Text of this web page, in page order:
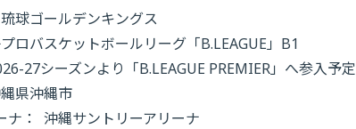
琉球ゴールデンキングス
ロバスケットボールリーグ「B.LEAGUE」B1
27シーズンより「B.LEAGUE PREMIER」へ参入予定
県沖縄市
ナ：
沖縄サントリーアリーナ